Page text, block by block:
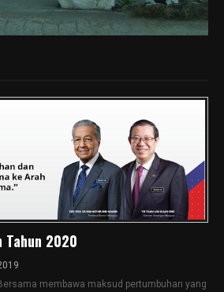
2020
membawa maksud pertumbuhan yang